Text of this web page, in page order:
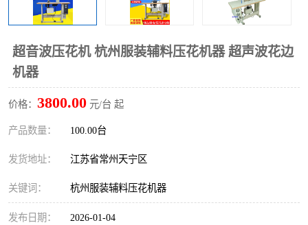
超音波压花机 杭州服装辅料压花机器 超声波花边
机器
价格： 3800.00 元/台 起
产品数量： 100.00台
发货地址： 江苏省常州天宁区
关键词： 杭州服装辅料压花机器
发布日期： 2026-01-04